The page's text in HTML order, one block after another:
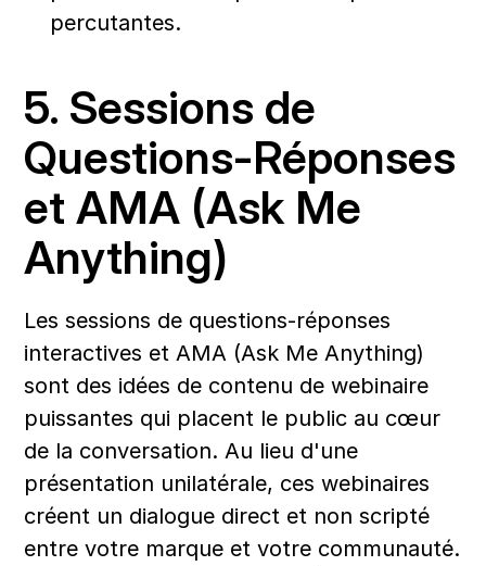
percutantes.
5. Sessions de
Questions-Réponses
et AMA (Ask Me
Anything)
Les sessions de questions-réponses
interactives et AMA (Ask Me Anything)
sont des idées de contenu de webinaire
puissantes qui placent le public au cœur
de la conversation. Au lieu d'une
présentation unilatérale, ces webinaires
créent un dialogue direct et non scripté
entre votre marque et votre communauté.